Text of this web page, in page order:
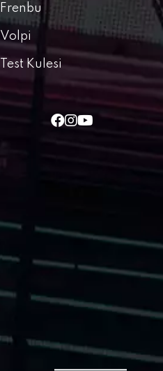
Frenbu
Volpi
Test Kulesi